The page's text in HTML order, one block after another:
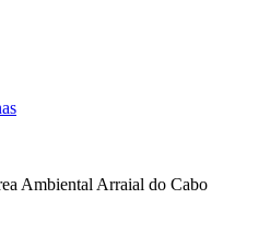
Ambiental Arraial do Cabo